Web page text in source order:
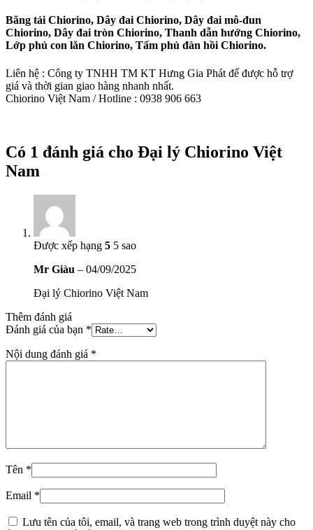
Băng tải Chiorino, Dây đai Chiorino, Dây đai mô-đun
Chiorino, Dây đai tròn Chiorino, Thanh dẫn hướng Chiorino,
Lớp phủ con lăn Chiorino, Tấm phủ đàn hồi Chiorino.
Liên hệ : Công ty TNHH TM KT Hưng Gia Phát để được hỗ trợ
giá và thời gian giao hàng nhanh nhất.
Chiorino Việt Nam / Hotline : 0938 906 663
Có 1 đánh giá cho Đại lý Chiorino Việt
Nam
Được xếp hạng 5 5 sao
Mr Giàu – 04/09/2025
Đại lý Chiorino Việt Nam
Thêm đánh giá
Đánh giá của bạn *
Nội dung đánh giá *
Tên *
Email *
Lưu tên của tôi, email, và trang web trong trình duyệt này cho